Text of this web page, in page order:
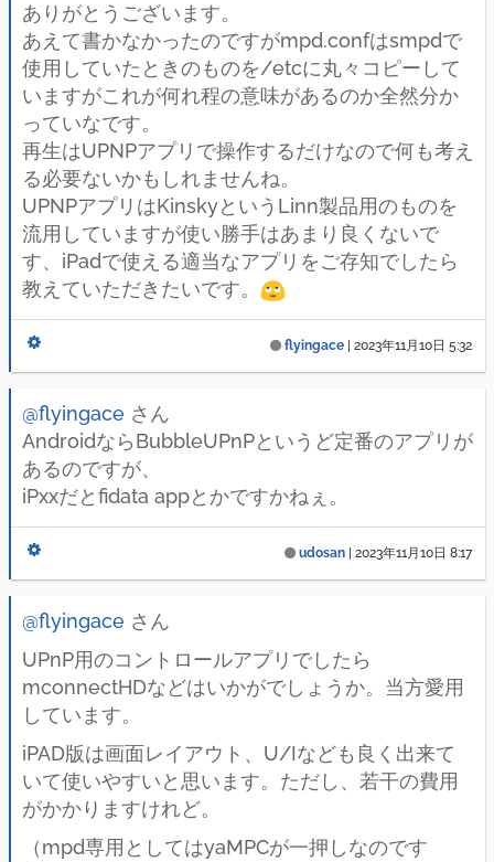
ありがとうございます。
あえて書かなかったのですがmpd.confはsmpdで
使用していたときのものを/etcに丸々コピーして
いますがこれが何れ程の意味があるのか全然分か
っていなです。
再生はUPNPアプリで操作するだけなので何も考え
る必要ないかもしれませんね。
UPNPアプリはKinskyというLinn製品用のものを
流用していますが使い勝手はあまり良くないで
す、iPadで使える適当なアプリをご存知でしたら
教えていただきたいです。
flyingace 2023年11月10日 5:32
@flyingace さん
AndroidならBubbleUPnPというど定番のアプリが
あるのですが、
iPxxだとfidata appとかですかねぇ。
udosan 2023年11月10日 8:17
@flyingace さん
UPnP用のコントロールアプリでしたら
mconnectHDなどはいかがでしょうか。当方愛用
しています。
iPAD版は画面レイアウト、U/Iなども良く出来て
いて使いやすいと思います。ただし、若干の費用
がかかりますけれど。
（mpd専用としてはyaMPCが一押しなのです